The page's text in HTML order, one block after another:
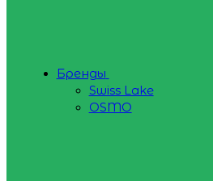
Бренды
Swiss Lake
OSMO